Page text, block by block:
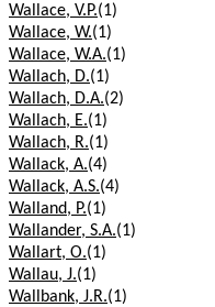
Wallace, V.P.(1)
Wallace, W.(1)
Wallace, W.A.(1)
Wallach, D.(1)
Wallach, D.A.(2)
Wallach, E.(1)
Wallach, R.(1)
Wallack, A.(4)
Wallack, A.S.(4)
Walland, P.(1)
Wallander, S.A.(1)
Wallart, O.(1)
Wallau, J.(1)
Wallbank, J.R.(1)